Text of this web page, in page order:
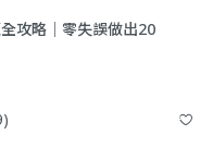
原理
攻略｜零失誤做出20